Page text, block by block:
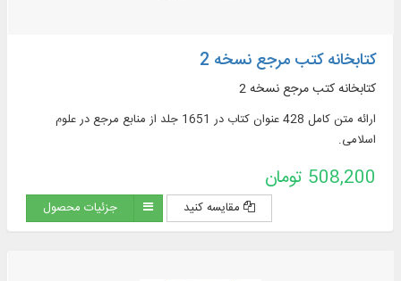
کتابخانه کتب مرجع نسخه 2
کتابخانه کتب مرجع نسخه 2
ارائه متن کامل 428 عنوان کتاب در 1651 جلد از منابع مرجع در علوم
اسلامی.
508,200 تومان
مقایسه کنید جزئیات محصول